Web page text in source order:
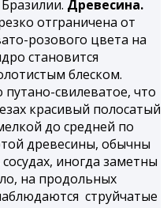
Древесина.
отграничена от
розового цвета на
становится
блеском.
свилеватое, что
красивый полосатый
до средней по
древесины, обычны
иногда заметны
на продольных
струйчатые